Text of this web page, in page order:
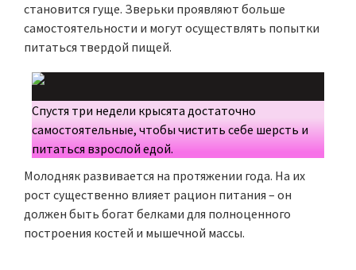
становится гуще. Зверьки проявляют больше
самостоятельности и могут осуществлять попытки
питаться твердой пищей.
Спустя три недели крысята достаточно
самостоятельные, чтобы чистить себе шерсть и
питаться взрослой едой.
Молодняк развивается на протяжении года. На их
рост существенно влияет рацион питания – он
должен быть богат белками для полноценного
построения костей и мышечной массы.